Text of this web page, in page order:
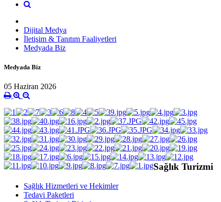
Dijital Medya
İletişim & Tanıtım Faaliyetleri
Medyada Biz
Medyada Biz
05 Haziran 2026
Sağlık Turizmi
Sağlık Hizmetleri ve Hekimler
Tedavi Paketleri